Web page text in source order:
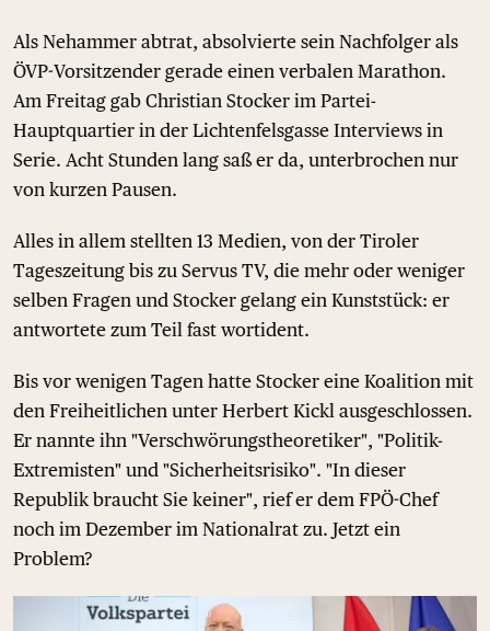
Als Nehammer abtrat, absolvierte sein Nachfolger als
ÖVP-Vorsitzender gerade einen verbalen Marathon.
Am Freitag gab Christian Stocker im Partei-
Hauptquartier in der Lichtenfelsgasse Interviews in
Serie. Acht Stunden lang saß er da, unterbrochen nur
von kurzen Pausen.
Alles in allem stellten 13 Medien, von der Tiroler
Tageszeitung bis zu Servus TV, die mehr oder weniger
selben Fragen und Stocker gelang ein Kunststück: er
antwortete zum Teil fast wortident.
Bis vor wenigen Tagen hatte Stocker eine Koalition mit
den Freiheitlichen unter Herbert Kickl ausgeschlossen.
Er nannte ihn "Verschwörungstheoretiker", "Politik-
Extremisten" und "Sicherheitsrisiko". "In dieser
Republik braucht Sie keiner", rief er dem FPÖ-Chef
noch im Dezember im Nationalrat zu. Jetzt ein
Problem?